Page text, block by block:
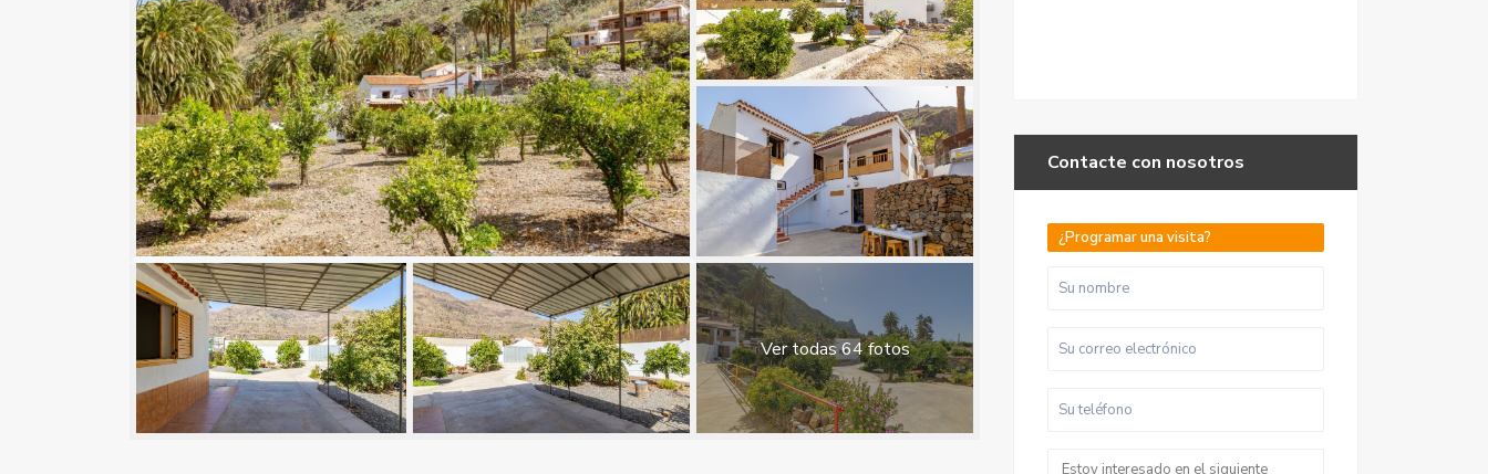
Ver todas 64 fotos
Contacte con nosotros
¿Programar una visita?